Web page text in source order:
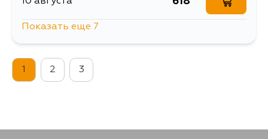
13 августа
Показать еще 7
1 2 3